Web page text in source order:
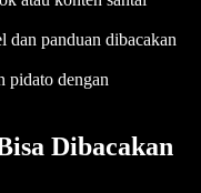
dan panduan dibacakan
pidato dengan
Dibacakan